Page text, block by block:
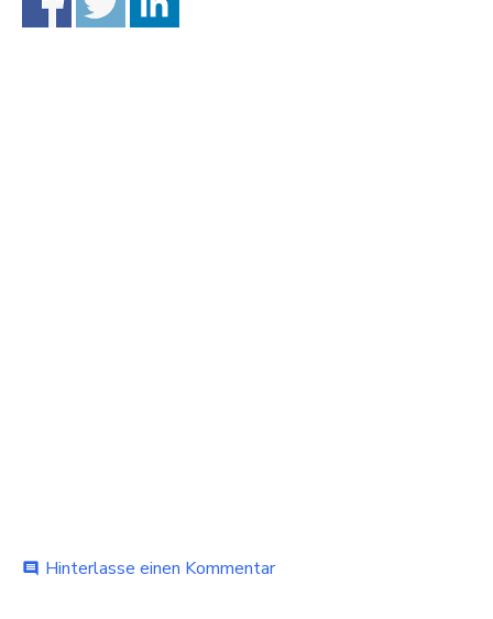
comment Hinterlasse einen Kommentarbei